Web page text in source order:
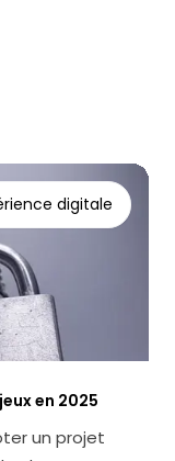
digitale
en 2025
un projet